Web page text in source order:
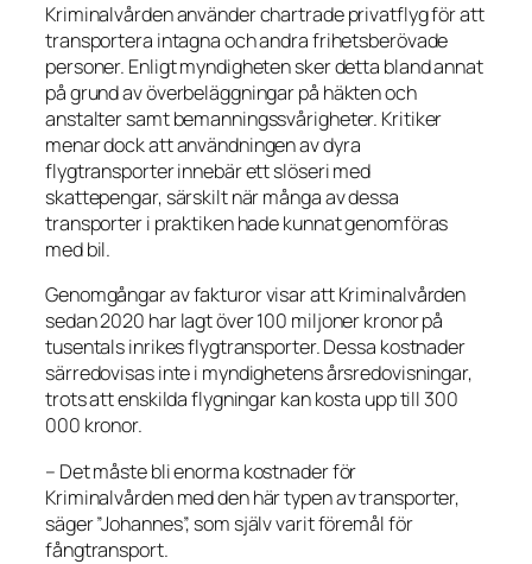
Kriminalvården använder chartrade privatflyg för att
transportera intagna och andra frihetsberövade
personer. Enligt myndigheten sker detta bland annat
på grund av överbeläggningar på häkten och
anstalter samt bemanningssvårigheter. Kritiker
menar dock att användningen av dyra
flygtransporter innebär ett slöseri med
skattepengar, särskilt när många av dessa
transporter i praktiken hade kunnat genomföras
med bil.
Genomgångar av fakturor visar att Kriminalvården
sedan 2020 har lagt över 100 miljoner kronor på
tusentals inrikes flygtransporter. Dessa kostnader
särredovisas inte i myndighetens årsredovisningar,
trots att enskilda flygningar kan kosta upp till 300
000 kronor.
– Det måste bli enorma kostnader för
Kriminalvården med den här typen av transporter,
säger ”Johannes”, som själv varit föremål för
fångtransport.